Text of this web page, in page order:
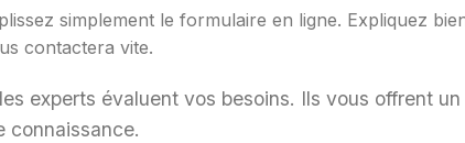
simplement le formulaire en ligne. Expliquez
contactera vite.
experts évaluent vos besoins. Ils vous offrent
connaissance.